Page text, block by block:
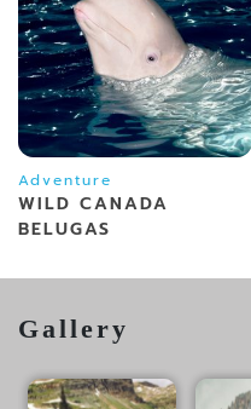
Adventure
WILD CANADA
BELUGAS
Gallery